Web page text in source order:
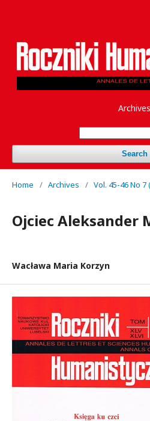
Archives
Search
Home / Archives / Vol. 45-46 No 7
Ojciec Aleksander
Wacława Maria Korzyn